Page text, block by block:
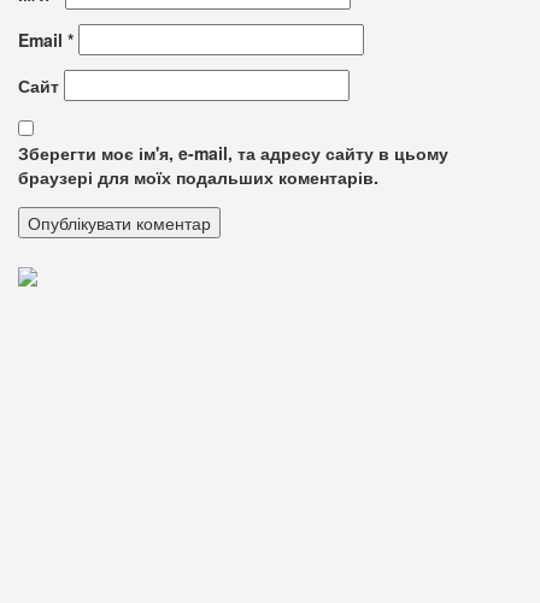
Email *
Сайт
Зберегти моє ім'я, e-mail, та адресу сайту в цьому
браузері для моїх подальших коментарів.